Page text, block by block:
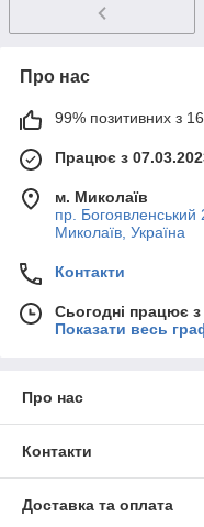
Про нас
99% позитивних з
Працює з
м. Миколаїв
пр.
Миколаїв, Україна
Контакти
Сьогодні працює
Показати весь
Про нас
Контакти
Доставка та оплата